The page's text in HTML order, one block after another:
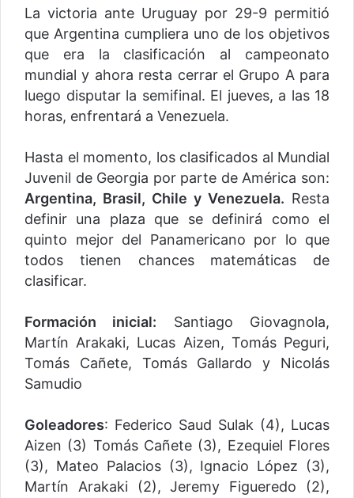
La victoria ante Uruguay por 29-9 permitió
que Argentina cumpliera uno de los objetivos
que era la clasificación al campeonato
mundial y ahora resta cerrar el Grupo A para
luego disputar la semifinal. El jueves, a las 18
horas, enfrentará a Venezuela.
Hasta el momento, los clasificados al Mundial
Juvenil de Georgia por parte de América son:
Argentina, Brasil, Chile y Venezuela. Resta
definir una plaza que se definirá como el
quinto mejor del Panamericano por lo que
todos tienen chances matemáticas de
clasificar.
Formación inicial: Santiago Giovagnola,
Martín Arakaki, Lucas Aizen, Tomás Peguri,
Tomás Cañete, Tomás Gallardo y Nicolás
Samudio
Goleadores: Federico Saud Sulak (4), Lucas
Aizen (3) Tomás Cañete (3), Ezequiel Flores
(3), Mateo Palacios (3), Ignacio López (3),
Martín Arakaki (2), Jeremy Figueredo (2),